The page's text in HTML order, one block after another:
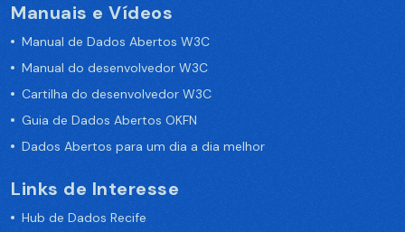
Manuais e Vídeos
Manual de Dados Abertos W3C
Manual do desenvolvedor W3C
Cartilha do desenvolvedor W3C
Guia de Dados Abertos OKFN
Dados Abertos para um dia a dia melhor
Links de Interesse
Hub de Dados Recife